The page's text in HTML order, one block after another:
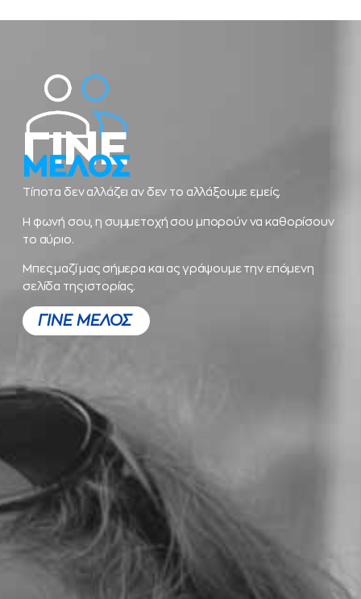
ΓΙΝΕ
ΜΕΛΟΣ
Τίποτα δεν αλλάζει αν δεν το αλλάξουμε εμείς.
Η φωνή σου, η συμμετοχή σου μπορούν να καθορίσουν
το αύριο.
Μπες μαζί μας σήμερα και ας γράψουμε την επόμενη
σελίδα της ιστορίας.
ΓΙΝΕ ΜΕΛΟΣ